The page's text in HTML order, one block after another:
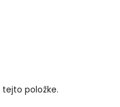
položke.